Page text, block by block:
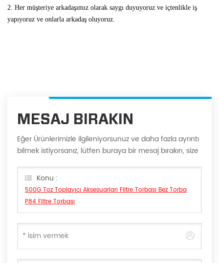
2. Her müşteriye arkadaşımız olarak saygı duyuyoruz ve içtenlikle iş
yapıyoruz ve onlarla arkadaş oluyoruz.
MESAJ BIRAKIN
Eğer Ürünlerimizle ilgileniyorsunuz ve daha fazla ayrıntı
bilmek istiyorsanız, lütfen buraya bir mesaj bırakın, size
Konu :
500G Toz Toplayıcı Aksesuarları Filtre Torbası Bez Torba
P84 Filtre Torbası